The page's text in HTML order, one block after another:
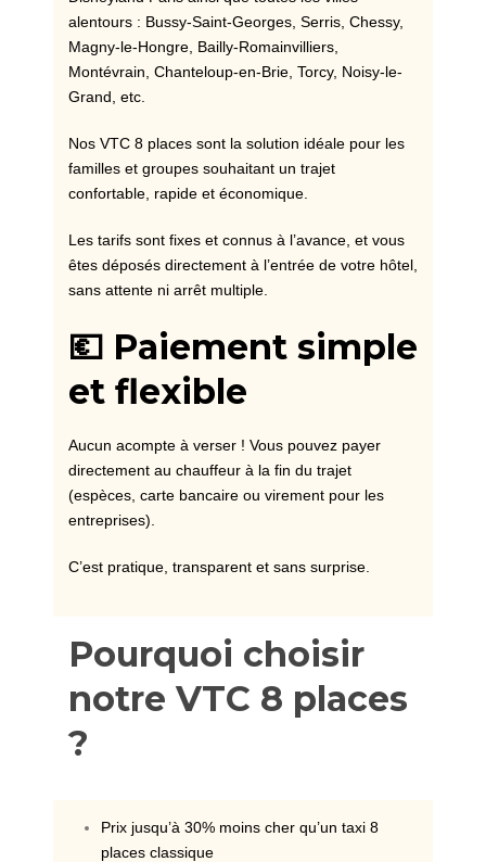
alentours : Bussy-Saint-Georges, Serris, Chessy,
Magny-le-Hongre, Bailly-Romainvilliers,
Montévrain, Chanteloup-en-Brie, Torcy, Noisy-le-
Grand, etc.
Nos VTC 8 places sont la solution idéale pour les
familles et groupes souhaitant un trajet
confortable, rapide et économique.
Les tarifs sont fixes et connus à l’avance, et vous
êtes déposés directement à l’entrée de votre hôtel,
sans attente ni arrêt multiple.
💶 Paiement simple
et flexible
Aucun acompte à verser ! Vous pouvez payer
directement au chauffeur à la fin du trajet
(espèces, carte bancaire ou virement pour les
entreprises).
C’est pratique, transparent et sans surprise.
Pourquoi choisir
notre VTC 8 places
?
Prix jusqu’à 30% moins cher qu’un taxi 8
places classique